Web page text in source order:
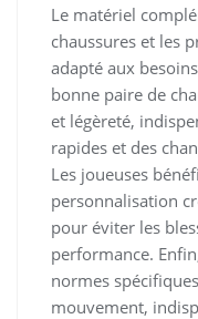
Le matériel
chaussures et les
adapté aux
bonne paire de
et légèreté,
rapides et des
Les joueuses
personnalisation
pour éviter les
performance.
normes
mouvement,